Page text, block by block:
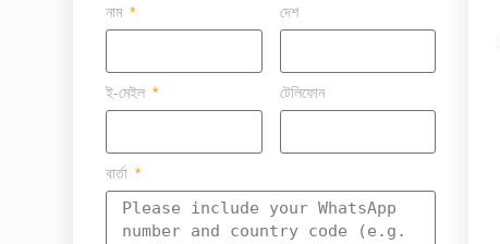
নাম দেশ
ই-মেইল টেলিফোন
বার্তা